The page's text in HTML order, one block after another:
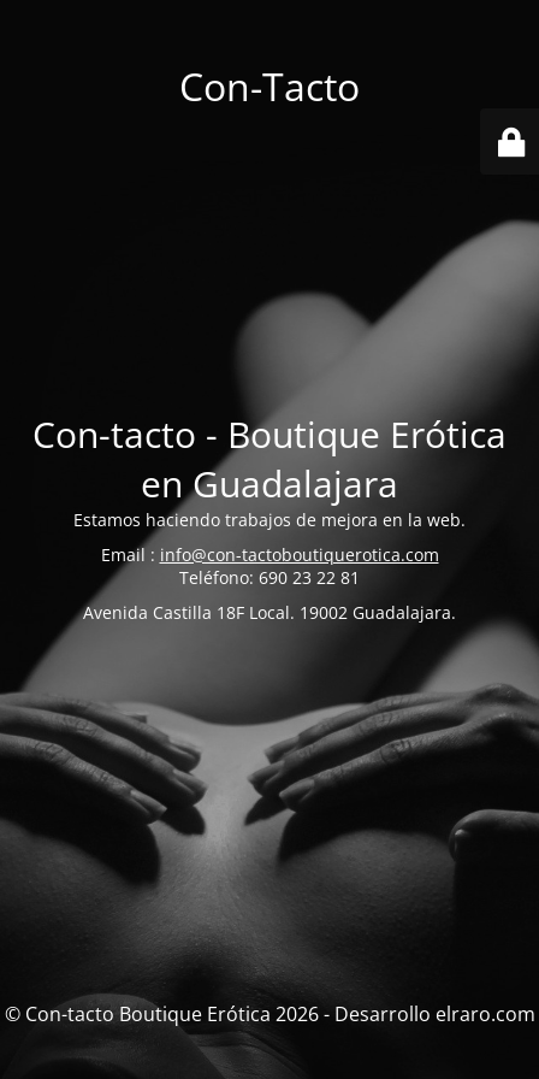
Con-Tacto
Con-tacto - Boutique Erótica
en Guadalajara
Estamos haciendo trabajos de mejora en la web.
Email : info@con-tactoboutiquerotica.com
Teléfono: 690 23 22 81
Avenida Castilla 18F Local. 19002 Guadalajara.
© Con-tacto Boutique Erótica 2026 - Desarrollo elraro.com